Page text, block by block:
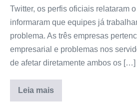
Twitter, os perfis oficiais relataram
informaram que equipes já
problema. As três empresas
empresarial e problemas nos
de afetar diretamente ambos os […]
Leia mais